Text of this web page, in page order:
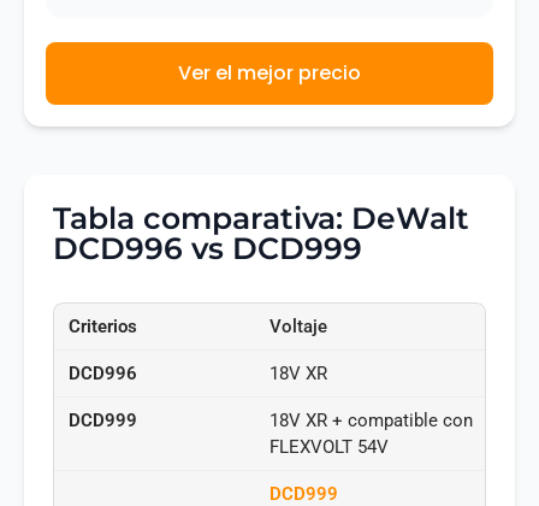
Ver el mejor precio
Tabla comparativa: DeWalt
DCD996 vs DCD999
Voltaje
18V XR
18V XR + compatible con
FLEXVOLT 54V
DCD999